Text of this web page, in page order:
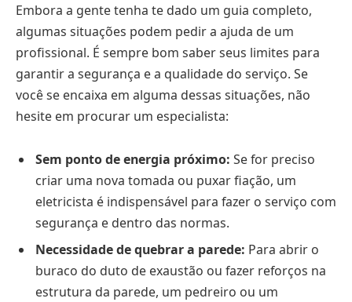
Embora a gente tenha te dado um guia completo,
algumas situações podem pedir a ajuda de um
profissional. É sempre bom saber seus limites para
garantir a segurança e a qualidade do serviço. Se
você se encaixa em alguma dessas situações, não
hesite em procurar um especialista:
Sem ponto de energia próximo: Se for preciso
criar uma nova tomada ou puxar fiação, um
eletricista é indispensável para fazer o serviço com
segurança e dentro das normas.
Necessidade de quebrar a parede: Para abrir o
buraco do duto de exaustão ou fazer reforços na
estrutura da parede, um pedreiro ou um